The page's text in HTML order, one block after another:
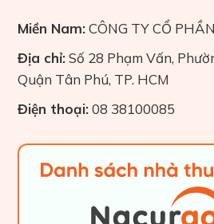
Miền Nam:CÔNG TY CỔ
Địa chỉ:Số 28 Phạm Vấn,
Quận Tân Phú, TP. HCM
Điện thoại:08 38100085